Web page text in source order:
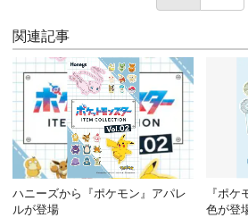
関連記事
ハニーズから『ポケモン』アパレ
ルが登場
『ポ
色が登